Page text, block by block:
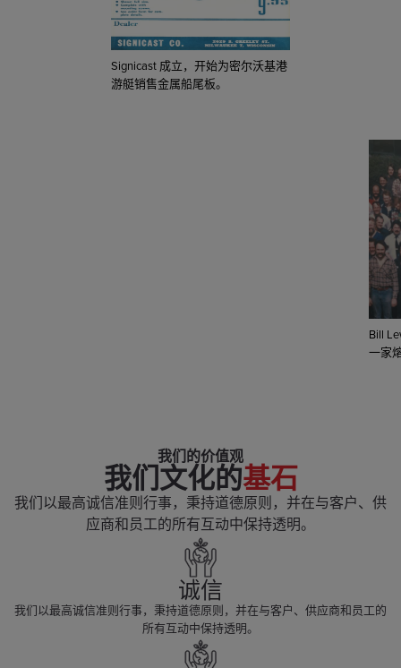
Signicast 成立，开始为密尔沃基港
游艇销售金属船尾板。
Bill
一家
我们的价值观
我们文化的基石
我们以最高诚信准则行事，秉持道德原则，并在与客户、供
应商和员工的所有互动中保持透明。
诚信
我们以最高诚信准则行事，秉持道德原则，并在与客户、供应商和员工的
所有互动中保持透明。